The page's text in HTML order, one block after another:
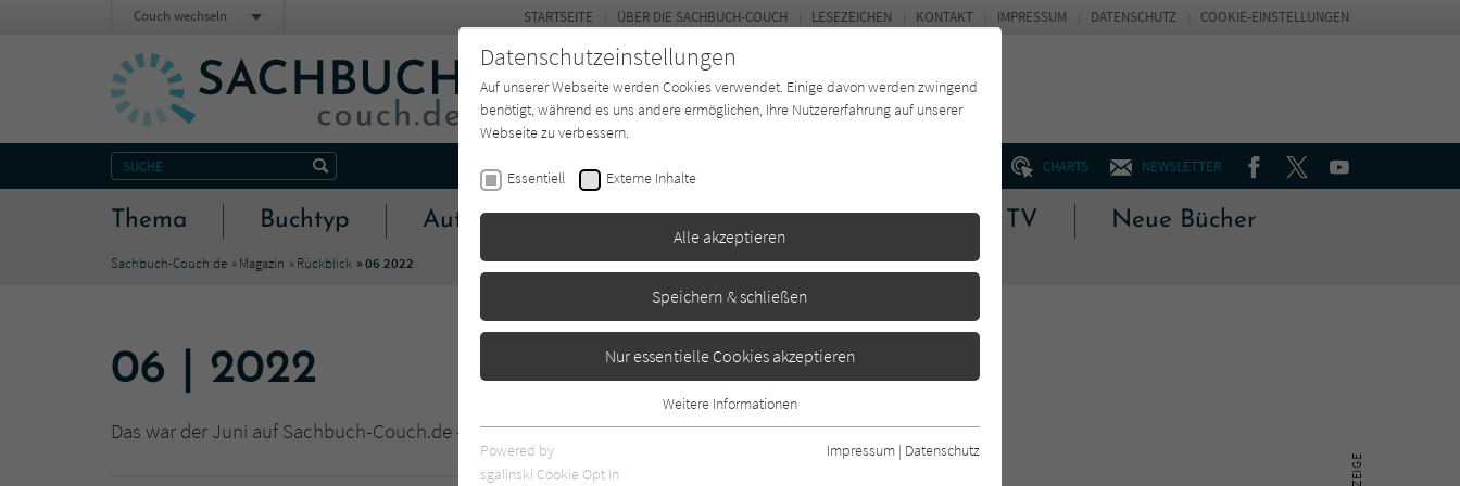
CHARTS NEWSLETTER FACEBOOKTWITTERYOUTUBE
Thema Buchtyp Autor*in Verlage Magazin Kino & TV Neue Bücher
STARTSEITE ÜBER DIE SACHBUCH-COUCH LESEZEICHEN KONTAKT IMPRESSUM DATENSCHUTZ COOKIE-EINSTELLUNGEN
Couch wechseln
Sachbuch-Couch.de Magazin Rückblick 06 2022
06 | 2022
Das war der Juni auf Sachbuch-Couch.de - alle Rezensionen, Artikel und Beiträge.
Datenschutzeinstellungen
Auf unserer Webseite werden Cookies verwendet. Einige davon werden zwingend
benötigt, während es uns andere ermöglichen, Ihre Nutzererfahrung auf unserer
Webseite zu verbessern.
Essentiell Externe Inhalte
Alle akzeptieren
Speichern & schließen
Nur essentielle Cookies akzeptieren
Essentielle Cookies werden für grundlegende Funktionen der Webseite
benötigt. Dadurch ist gewährleistet, dass die Webseite einwandfrei
Weitere Informationen
Powered by
sgalinski Cookie Opt In
Impressum | Datenschutz